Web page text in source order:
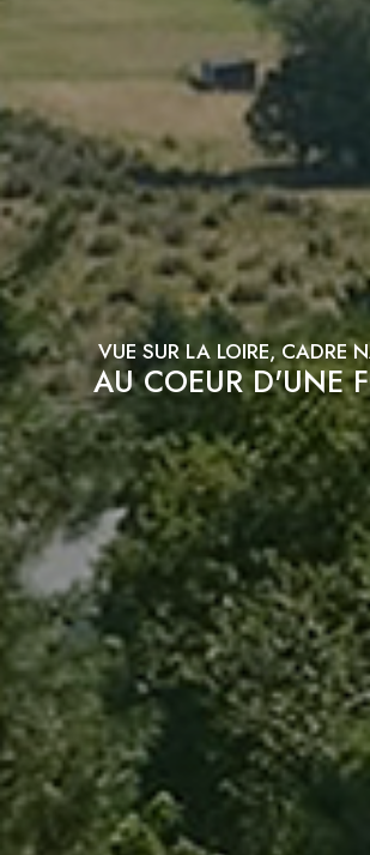
VUE SUR LA LOIRE, CADRE
AU COEUR D'UNE